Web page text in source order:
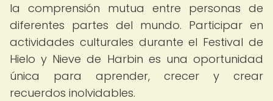
la comprensión mutua entre personas de
diferentes partes del mundo. Participar en
actividades culturales durante el Festival de
Hielo y Nieve de Harbin es una oportunidad
única para aprender, crecer y crear
recuerdos inolvidables.